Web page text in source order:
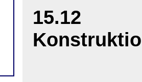
15.12